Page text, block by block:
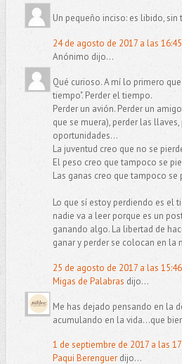
Un pequeño inciso: es libido,
24 de agosto de 2017 a las 16:45
Anónimo dijo...
Qué curioso. A mí lo primero
tiempo". Perder el tiempo.
Perder un avión. Perder un
que se muera), perder las
oportunidades...
La juventud creo que no se
El peso creo que tampoco se
Las ganas creo que tampoco se
Lo que sí estoy perdiendo es el
nadie va a leer porque es un
ganando algo. La libertad de
ganar y perder se colocan en la
25 de agosto de 2017 a las 15:46
Migas de Palabras dijo...
Me has dejado pensando en la
acumulando en la vida...que
1 de septiembre de 2017 a las
Paqui Berenguerdijo...